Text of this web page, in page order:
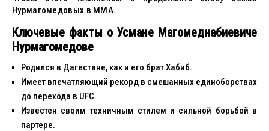
Нурмагомедовых в MMA.
Ключевые факты о Усмане Магомеднабиевиче
Нурмагомедове
Родился в Дагестане, как и его брат Хабиб.
Имеет впечатляющий рекорд в смешанных единоборствах
до перехода в UFC.
Известен своим техничным стилем и сильной борьбой в
партере.